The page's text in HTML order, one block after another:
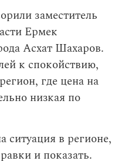
заместитель
Ермек
Асхат Шахаров.
к спокойствию,
где цена на
низкая по
ситуация в регионе,
и показать.